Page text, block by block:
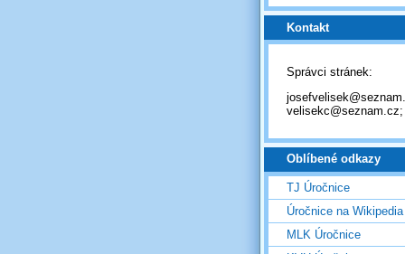
Kontakt
Správci stránek:
velisekc@seznam.cz;
Oblíbené odkazy
TJ Úročnice
Úročnice na Wikipedia
MLK Úročnice